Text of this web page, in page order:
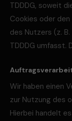
TDDDG, soweit
Cookies oder
des Nutzers (z.
TDDDG umfasst.
Wir haben einen
zur Nutzung des
Hierbei handelt